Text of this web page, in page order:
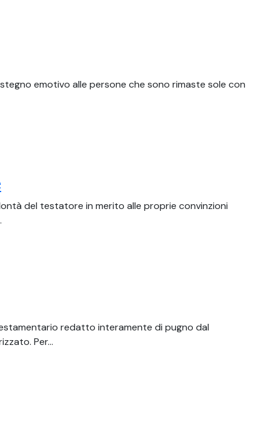
emotivo alle persone che sono rimaste sole con
del testatore in merito alle proprie convinzioni
redatto interamente di pugno dal
Per...